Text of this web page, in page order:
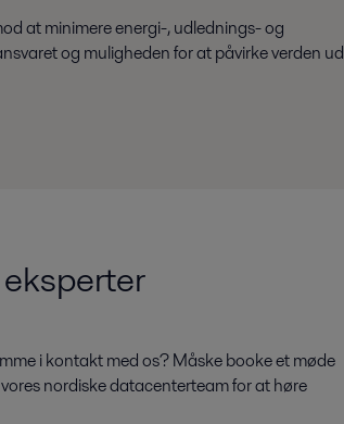
at minimere energi-, udlednings- og
og muligheden for at påvirke verden ud
i kontakt med os? Måske booke et møde
nordiske datacenterteam for at høre